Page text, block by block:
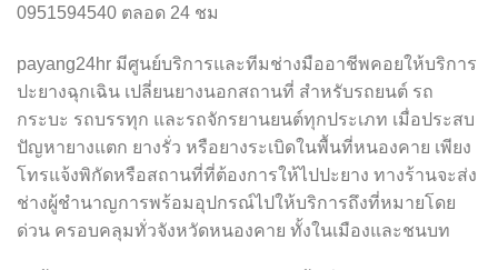
0951594540 ตลอด 24 ชม
payang24hr มีศูนย์บริการและทีมช่างมืออาชีพคอยให้บริการ
ปะยางฉุกเฉิน เปลี่ยนยางนอกสถานที่ สำหรับรถยนต์ รถ
กระบะ รถบรรทุก และรถจักรยานยนต์ทุกประเภท เมื่อประสบ
ปัญหายางแตก ยางรั่ว หรือยางระเบิดในพื้นที่หนองคาย เพียง
โทรแจ้งพิกัดหรือสถานที่ที่ต้องการให้ไปปะยาง ทางร้านจะส่ง
ช่างผู้ชำนาญการพร้อมอุปกรณ์ไปให้บริการถึงที่หมายโดย
ด่วน ครอบคลุมทั่วจังหวัดหนองคาย ทั้งในเมืองและชนบท